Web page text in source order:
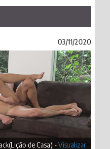
03/11/2020
de Casa) -Visualizar